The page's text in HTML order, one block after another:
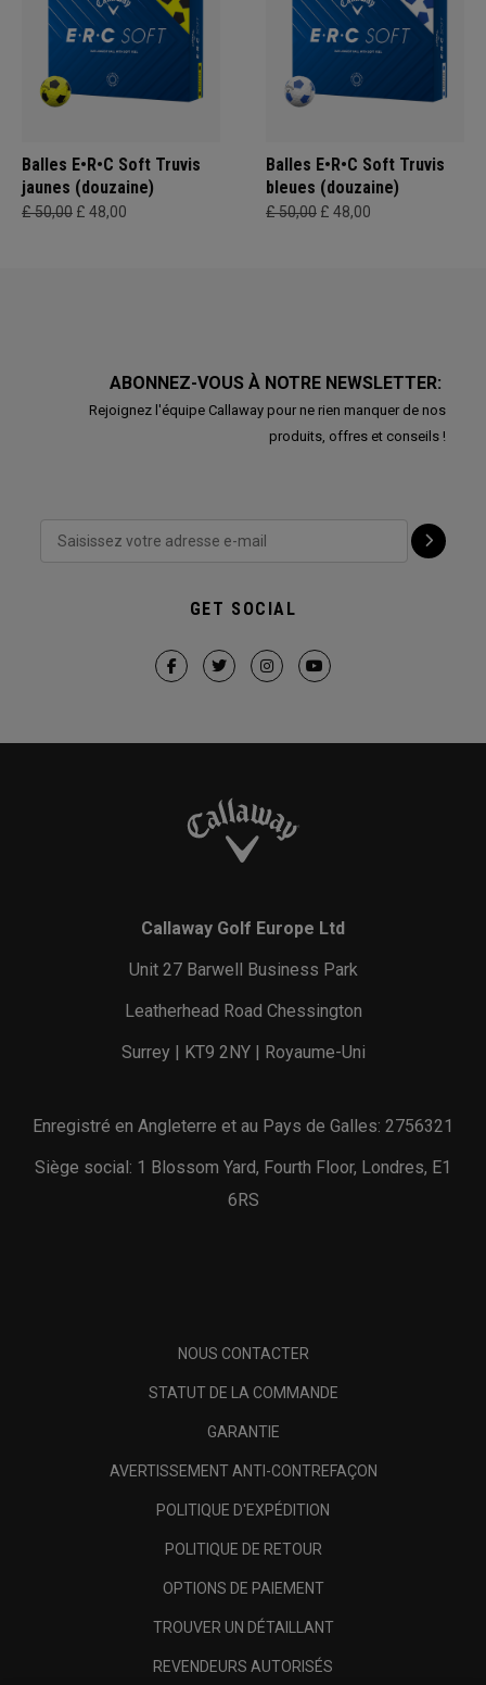
Balles E•R•C Soft Truvis
jaunes (douzaine)
£ 50,00 £ 48,00
Balles E•R•C Soft Truvis
bleues (douzaine)
£ 50,00 £ 48,00
ABONNEZ-VOUS À NOTRE NEWSLETTER:
Rejoignez l'équipe Callaway pour ne rien manquer de nos
produits, offres et conseils !
GET SOCIAL
Callaway Golf Europe Ltd
Unit 27 Barwell Business Park
Leatherhead Road Chessington
Surrey | KT9 2NY | Royaume-Uni
Enregistré en Angleterre et au Pays de Galles: 2756321
Siège social: 1 Blossom Yard, Fourth Floor, Londres, E1
6RS
NOUS CONTACTER
STATUT DE LA COMMANDE
GARANTIE
AVERTISSEMENT ANTI-CONTREFAÇON
POLITIQUE D'EXPÉDITION
POLITIQUE DE RETOUR
OPTIONS DE PAIEMENT
TROUVER UN DÉTAILLANT
REVENDEURS AUTORISÉS